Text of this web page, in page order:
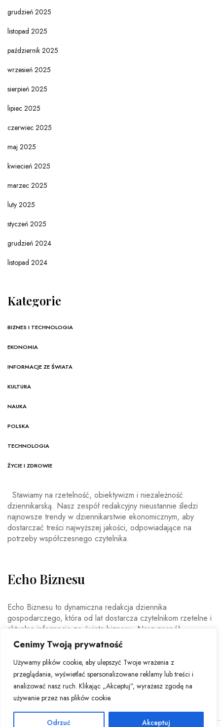
Cenimy Twoją prywatność
Używamy plików cookie, aby ulepszyć Twoje wrażenia z
przeglądania, wyświetlać spersonalizowane reklamy lub treści i
analizować nasz ruch. Klikając „Akceptuj”, wyrażasz zgodę na
używanie przez nas plików cookie.
Odrzuć Akceptuj
grudzień 2025
listopad 2025
październik 2025
wrzesień 2025
sierpień 2025
lipiec 2025
czerwiec 2025
maj 2025
kwiecień 2025
marzec 2025
luty 2025
styczeń 2025
grudzień 2024
listopad 2024
Kategorie
BIZNES I TECHNOLOGIA
EKONOMIA
INFORMACJE ZE ŚWIATA
KULTURA
NAUKA
POLSKA
TECHNOLOGIA
ŻYCIE I ZDROWIE
Stawiamy na rzetelność, obiektywizm i niezależność
dziennikarską. Nasz zespół redakcyjny nieustannie śledzi
najnowsze trendy w dziennikarstwie ekonomicznym, aby
dostarczać treści najwyższej jakości, odpowiadające na
potrzeby współczesnego czytelnika.
Echo Biznesu
Echo Biznesu to dynamiczna redakcja dziennika
gospodarczego, która od lat dostarcza czytelnikom rzetelne i
aktualne informacje ze świata biznesu. Nasz zespół
doświadczonych dziennikarzy i ekspertów ekonomicznych
codziennie analizuje najważniejsze wydarzenia rynkowe,
trendy gospodarcze oraz decyzje mające wpływ na polską i
światową ekonomię.